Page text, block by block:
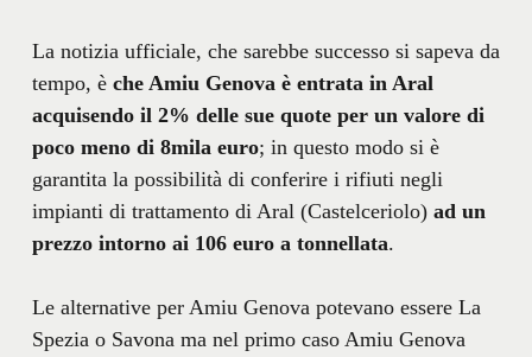
La notizia ufficiale, che sarebbe successo si sapeva da
tempo, è che Amiu Genova è entrata in Aral
acquisendo il 2% delle sue quote per un valore di
poco meno di 8mila euro; in questo modo si è
garantita la possibilità di conferire i rifiuti negli
impianti di trattamento di Aral (Castelceriolo) ad un
prezzo intorno ai 106 euro a tonnellata.
Le alternative per Amiu Genova potevano essere La
Spezia o Savona ma nel primo caso Amiu Genova